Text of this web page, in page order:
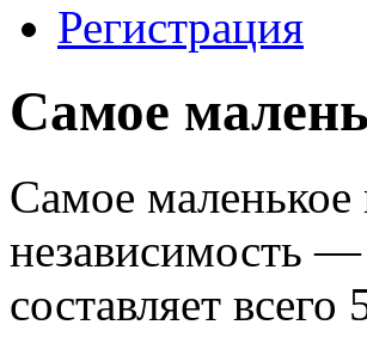
Регистрация
Самое
Самое маленькое
независимость
составляет всего